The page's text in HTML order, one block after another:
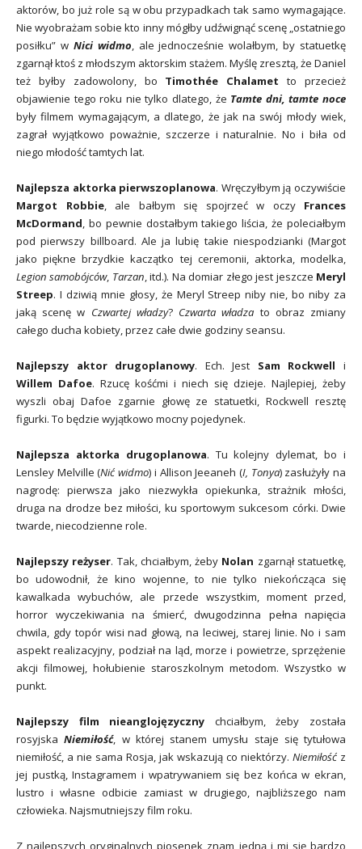
aktorów, bo już role są w obu przypadkach tak samo wymagające.
Nie wyobrażam sobie kto inny mógłby udźwignąć scenę „ostatniego
posiłku” w Nici widmo, ale jednocześnie wolałbym, by statuetkę
zgarnął ktoś z młodszym aktorskim stażem. Myślę zresztą, że Daniel
też byłby zadowolony, bo Timothée Chalamet to przecież
objawienie tego roku nie tylko dlatego, że Tamte dni, tamte noce
były filmem wymagającym, a dlatego, że jak na swój młody wiek,
zagrał wyjątkowo poważnie, szczerze i naturalnie. No i biła od
niego młodość tamtych lat.
Najlepsza aktorka pierwszoplanowa. Wręczyłbym ją oczywiście
Margot Robbie, ale bałbym się spojrzeć w oczy Frances
McDormand, bo pewnie dostałbym takiego liścia, że poleciałbym
pod pierwszy billboard. Ale ja lubię takie niespodzianki (Margot
jako piękne brzydkie kaczątko tej ceremonii, aktorka, modelka,
Legion samobójców, Tarzan, itd.). Na domiar złego jest jeszcze Meryl
Streep. I dziwią mnie głosy, że Meryl Streep niby nie, bo niby za
jaką scenę w Czwartej władzy? Czwarta władza to obraz zmiany
całego ducha kobiety, przez całe dwie godziny seansu.
Najlepszy aktor drugoplanowy. Ech. Jest Sam Rockwell i
Willem Dafoe. Rzucę kośćmi i niech się dzieje. Najlepiej, żeby
wyszli obaj Dafoe zgarnie głowę ze statuetki, Rockwell resztę
figurki. To będzie wyjątkowo mocny pojedynek.
Najlepsza aktorka drugoplanowa. Tu kolejny dylemat, bo i
Lensley Melville (Nić widmo) i Allison Jeeaneh (I, Tonya) zasłużyły na
nagrodę: pierwsza jako niezwykła opiekunka, strażnik młości,
druga na drodze bez miłości, ku sportowym sukcesom córki. Dwie
twarde, niecodzienne role.
Najlepszy reżyser. Tak, chciałbym, żeby Nolan zgarnął statuetkę,
bo udowodnił, że kino wojenne, to nie tylko niekończąca się
kawalkada wybuchów, ale przede wszystkim, moment przed,
horror wyczekiwania na śmierć, dwugodzinna pełna napięcia
chwila, gdy topór wisi nad głową, na leciwej, starej linie. No i sam
aspekt realizacyjny, podział na ląd, morze i powietrze, sprzężenie
akcji filmowej, hołubienie staroszkolnym metodom. Wszystko w
punkt.
Najlepszy film nieanglojęzyczny chciałbym, żeby została
rosyjskaNiemiłość, w której stanem umysłu staje się tytułowa
niemiłość, a nie sama Rosja, jak wskazują co niektórzy. Niemiłość z
jej pustką, Instagramem i wpatrywaniem się bez końca w ekran,
lustro i własne odbicie zamiast w drugiego, najbliższego nam
człowieka. Najsmutniejszy film roku.
Z najlepszych oryginalnych piosenek znam jedną i mi się bardzo